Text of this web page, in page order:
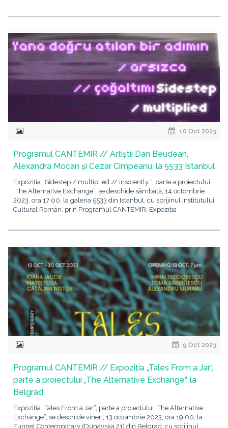
10 Oct 2023
Programul CANTEMIR // Artiștii Dan Beudean,
Alexandra Mocan și Cezar Cîmpeanu, la 5533 Istanbul
Expoziția „Sidestep / multiplied // insolently “, parte a proiectului
„The Alternative Exchange“, se deschide sâmbătă, 14 octombrie
2023, ora 17:00, la galeria 5533 din Istanbul, cu sprijinul Institutului
Cultural Român, prin Programul CANTEMIR. Expoziția
9 Oct 2023
Programul CANTEMIR // Expoziția „Tales From a Jar“,
parte a proiectului „The Alternative Exchange“, la
Belgrad
Expoziția „Tales From a Jar“, parte a proiectului „The Alternative
Exchange“, se deschide vineri, 13 octombrie 2023, ora 19:00, la
Funnel Contemporary (Dunavska 21) din Belgrad, cu sprijinul